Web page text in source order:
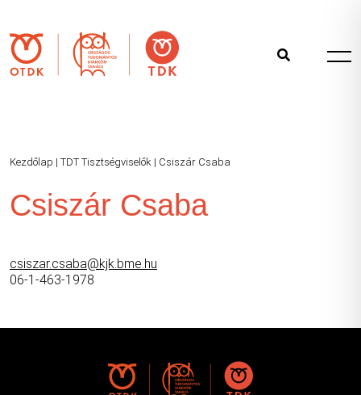
Kezdőlap | TDT Tisztségviselők | Csiszár Csaba
Csiszár Csaba
csiszar.csaba@kjk.bme.hu
06-1-463-1978